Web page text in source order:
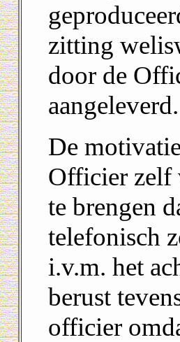
zitting
door de
aangeleverd.
De
Officier zelf
te brengen
telefonisch
i.v.m. het
berust
officier